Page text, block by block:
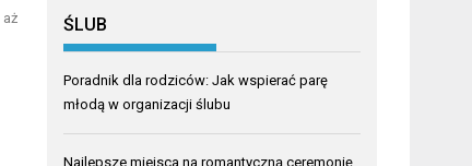
ŚLUB
Poradnik dla rodziców: Jak wspierać parę
młodą w organizacji ślubu
Najlepsze miejsca na romantyczną ceremonię